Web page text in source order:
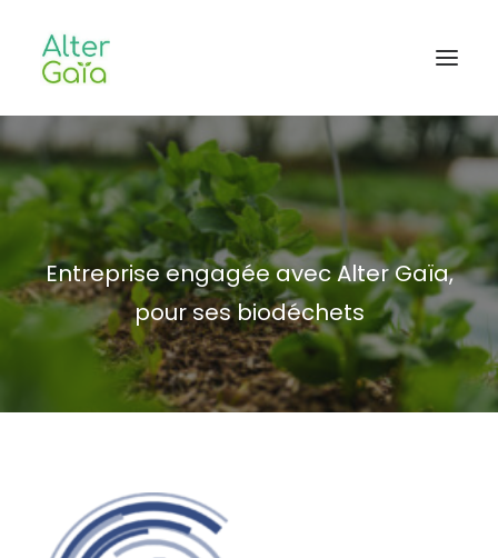
Accueil
Professionnels
Habitants
Blog
L’aventure
CONTACT
Entreprise engagée avec Alter Gaïa,
pour ses biodéchets